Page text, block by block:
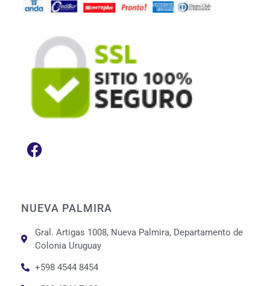
NUEVA PALMIRA
Gral. Artigas 1008, Nueva Palmira, Departamento de
Colonia Uruguay
+598 4544 8454